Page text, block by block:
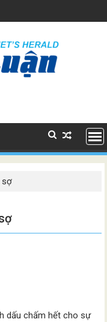
sợ
dấu chấm hết cho sự